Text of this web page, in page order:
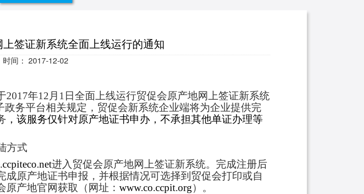
签证新系统全面上线运行的通知
时间： 2017-12-02
年12月1日全面上线运行贸促会原产地网上签证新系统
政务平台相关规定，贸促会新系统企业端将为企业提供完
， 该服务仅针对原产地证书申办， 不承担其他单证办理等
方式
进入贸促会原产地网上签证新系统。完成注册后
原产地证书申报，并根据情况可选择到贸促会打印或自
产地官网获取（网址： www.co.ccpit.org）。